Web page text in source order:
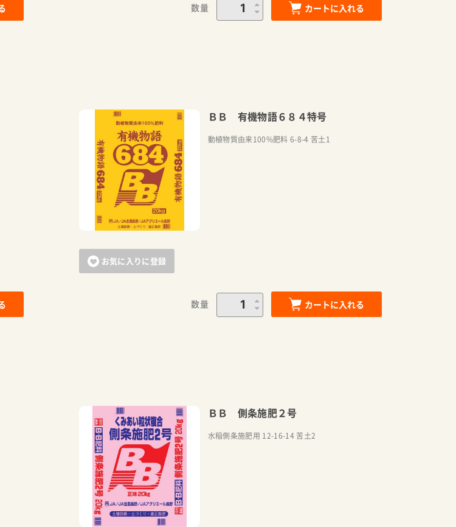
数量 カートに入れる
お気に入りに登録
ＢＢ 有機物語６８４特号
動植物質由来100%肥料 6-8-4 苦土1
数量 カートに入れる
ＢＢ 側条施肥２号
水稲側条施肥用 12-16-14 苦土2
追加しました。